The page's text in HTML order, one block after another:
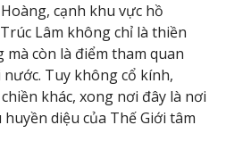
cạnh khu vực hồ
Lâm không chỉ là thiền
còn là điểm tham quan
Tuy không cổ kính,
khác, xong nơi đây là nơi
diệu của Thế Giới tâm